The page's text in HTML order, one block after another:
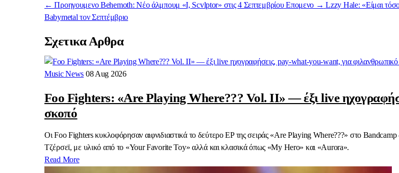
← Προηγουμενο Behemoth: Νέο άλμπουμ «I, Scvlptor» στις 4 Σεπτεμβρίου Επομενο → Lzzy Hale: «Είμαι
Babymetal τον Σεπτέμβριο
Σχετικα Αρθρα
Music News 08 Aug 2026
Foo Fighters: «Are Playing Where??? Vol. II» — έξι live
σκοπό
Οι Foo Fighters κυκλοφόρησαν αιφνιδιαστικά το δεύτερο EP της σειράς «Are Playing Where???» στο
Τζέρσεϊ, με υλικό από το «Your Favorite Toy» αλλά και κλασικά όπως «My Hero» και «Aurora».
Read More